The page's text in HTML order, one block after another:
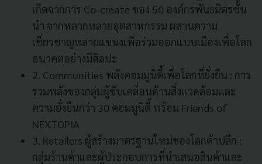
เกิดจากการ Co-create ของ 50 องค์กรพันธมิตรชั้น
นำ จากหลากหลายอุตสาหกรรม ผสานความ
เชี่ยวชาญหลายแขนงเพื่อร่วมออกแบบเมืองเพื่อโลก
อนาคตอย่างมีศิลปะ
2. Communities พลังคอมมูนิตี้เพื่อโลกที่ยั่งยืน : การ
รวมพลังของกลุ่มผู้ขับเคลื่อนด้านสิ่งแวดล้อมและ
ความยั่งยืนกว่า 30 คอมมูนิตี้ พร้อม Friends of
NEXTOPIA
3. Retailers ผู้สร้างมาตรฐานใหม่ของโลกค้าปลีก :
กลุ่มร้านค้าและผู้ประกอบการที่นำเสนอสินค้าและ